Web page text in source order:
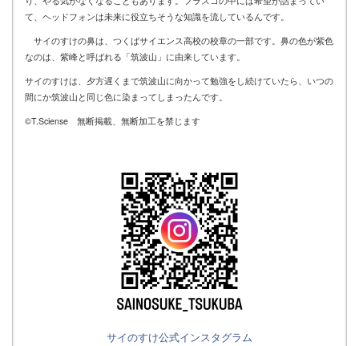
て、ヘッドフォンは未来に役立ちそうな知識を流しているんです。
サイのすけの鼻は、つくばサイエンス高校の校章の一部です。鼻の色が紫色
なのは、紫峰と呼ばれる「筑波山」に由来しています。
サイのすけは、夕方遅くまで筑波山に向かって勉強をし続けていたら、いつの
間にか筑波山と同じ色に染まってしまったんです。
©T.Sciense 無断掲載、無断加工を禁じます
サイのすけ公式インスタグラム